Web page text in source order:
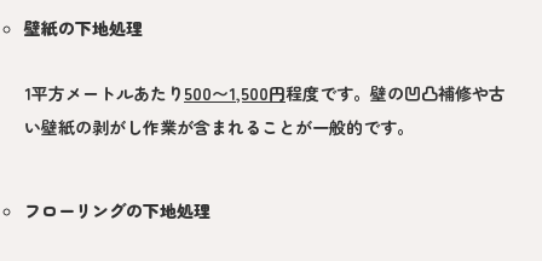
壁紙の下地処理
1平方メートルあたり 500〜1,500円程度です。壁の凹凸補修や古
い壁紙の剥がし作業が含まれることが一般的です。
フローリングの下地処理